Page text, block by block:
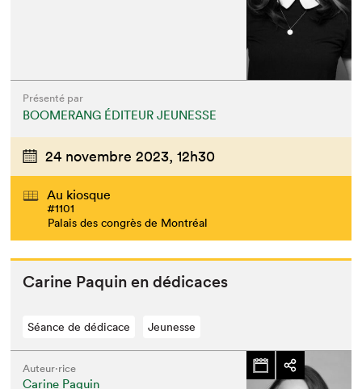
Présenté par
BOOMERANG ÉDITEUR JEUNESSE
24 novembre 2023, 12h30
Au kiosque
#1101
Palais des congrès de Montréal
Carine Paquin en dédicaces
Séance de dédicace Jeunesse
Auteur·rice
Carine Paquin